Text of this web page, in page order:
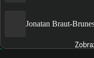
Jonatan Braut-